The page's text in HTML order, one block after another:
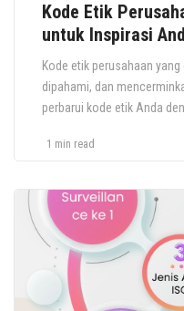
Kode Etik
untuk Inspirasi
Kode etik perusahaan
dipahami, dan
perbarui kode etik Anda
1 min read